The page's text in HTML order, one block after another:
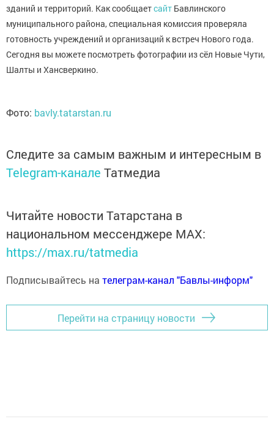
зданий и территорий. Как сообщаетсайт Бавлинского
муниципального района, специальная комиссия проверяла
готовность учреждений и организаций к встреч Нового года.
Сегодня вы можете посмотреть фотографии из сёл Новые Чути,
Шалты и Хансверкино.
Фото: bavly.tatarstan.ru
Следите за самым важным и интересным в
Telegram-канале Татмедиа
Читайте новости Татарстана в
национальном мессенджере MАХ:
https://max.ru/tatmedia
Подписывайтесь на телеграм-канал "Бавлы-информ"
Перейти на страницу новости